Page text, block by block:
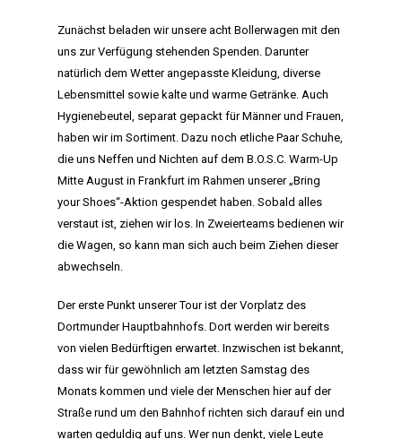
Zunächst beladen wir unsere acht Bollerwagen mit den
uns zur Verfügung stehenden Spenden. Darunter
natürlich dem Wetter angepasste Kleidung, diverse
Lebensmittel sowie kalte und warme Getränke. Auch
Hygienebeutel, separat gepackt für Männer und Frauen,
haben wir im Sortiment. Dazu noch etliche Paar Schuhe,
die uns Neffen und Nichten auf dem B.O.S.C. Warm-Up
Mitte August in Frankfurt im Rahmen unserer „Bring
your Shoes“-Aktion gespendet haben. Sobald alles
verstaut ist, ziehen wir los. In Zweierteams bedienen wir
die Wagen, so kann man sich auch beim Ziehen dieser
abwechseln.
Der erste Punkt unserer Tour ist der Vorplatz des
Dortmunder Hauptbahnhofs. Dort werden wir bereits
von vielen Bedürftigen erwartet. Inzwischen ist bekannt,
dass wir für gewöhnlich am letzten Samstag des
Monats kommen und viele der Menschen hier auf der
Straße rund um den Bahnhof richten sich darauf ein und
warten geduldig auf uns. Wer nun denkt, viele Leute